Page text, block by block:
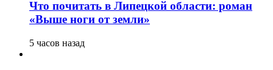
Что почитать в Липецкой области: роман
«Выше ноги от земли»
5 часов назад